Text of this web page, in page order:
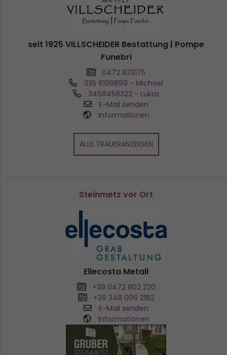
seit 1925 VILLSCHEIDER Bestattung | Pompe
Funebri
0472 833175
335 6199899 - Michael
3468459322 - Lukas
E-Mail senden
Informationen
ALLE TRAUERANZEIGEN
Steinmetz vor Ort
Ellecosta Metall
+39 0472 802 220
+39 348 006 2182
E-Mail senden
Informationen